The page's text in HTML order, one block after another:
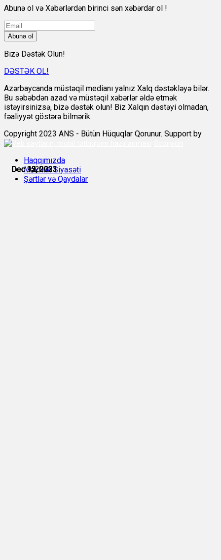
Dec 9, 2023
Dec 12, 2023
Dec 12, 2023
Dec 13, 2023
Dec 13, 2023
Dec 15, 2023
Abunə ol və Xəbərlərdən birinci sən xəbərdar ol !
Abunə ol
Bizə Dəstək Olun!
DƏSTƏK OL!
Azərbaycanda müstəqil medianı yalnız Xalq dəstəkləyə bilər.
Bu səbəbdən azad və müstəqil xəbərlər əldə etmək
istəyirsinizsə, bizə dəstək olun! Biz Xalqın dəstəyi olmadan,
fəaliyyət göstərə bilmərik.
Copyright 2023 ANS - Bütün Hüquqlar Qorunur. Support by
Haqqımızda
Məxfilik Siyasəti
Şərtlər və Qaydalar